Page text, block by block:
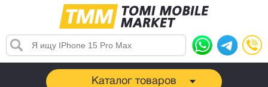
Каталог товаров